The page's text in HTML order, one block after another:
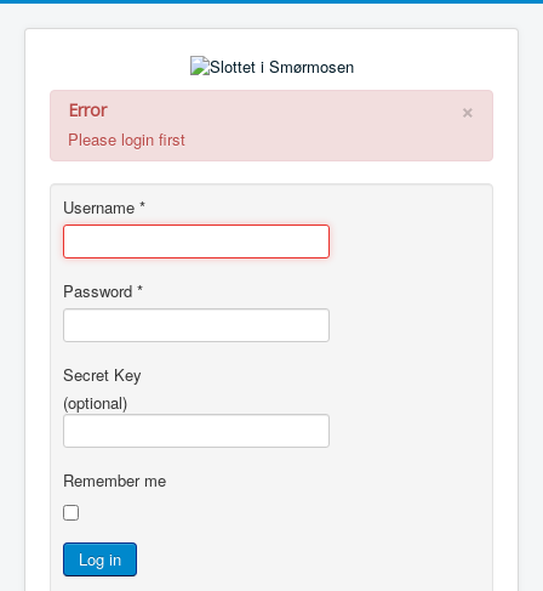
×
Error
Please login first
Username *
Password *
Secret Key
(optional)
Remember me
Log in